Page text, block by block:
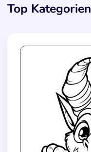
Top Kategorien